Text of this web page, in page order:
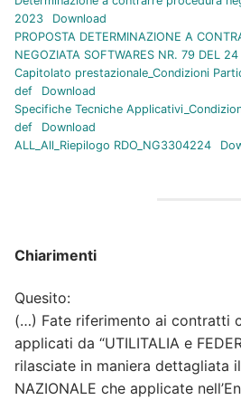
2023
Download
PROPOSTA DETERMINAZIONE A
NEGOZIATA SOFTWARES NR. 79 DEL
Capitolato prestazionale_Condizioni
def
Download
Specifiche Tecniche
def
Download
ALL_All_Riepilogo RDO_NG3304224
Chiarimenti
Quesito:
(…) Fate riferimento ai contratti
applicati da “UTILITALIA e
rilasciate in maniera dettagliata il
NAZIONALE che applicate